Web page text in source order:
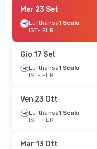
Ven 18 Set- Gio 24 Set
Lufthansa1 Scalo
IST- FLR
FLR- IST
Gio 10 Set- Mer 16 Set
IST- FLR
Scandinavian Airlines
1 Scalo
FLR
- IST
Mer 23 Set
Lufthansa1 Scalo
IST- FLR
Gio 17 Set
Lufthansa1 Scalo
IST- FLR
Ven 23 Ott
Lufthansa1 Scalo
IST- FLR
Mar 13 Ott